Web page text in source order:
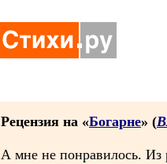
Рецензия на «Богарне» (
А мне не понравилось. Из